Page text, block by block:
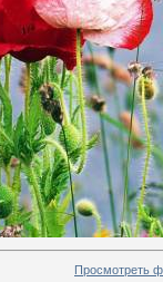
Просмотреть